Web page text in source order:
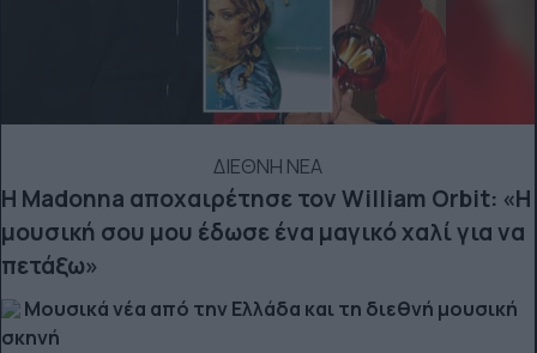
ΔΙΕΘΝΗ ΝΕΑ
Η Madonna αποχαιρέτησε τον William Orbit: «Η
μουσική σου μου έδωσε ένα μαγικό χαλί για να
πετάξω»
Μουσικά νέα από την Ελλάδα και τη διεθνή μουσική
σκηνή